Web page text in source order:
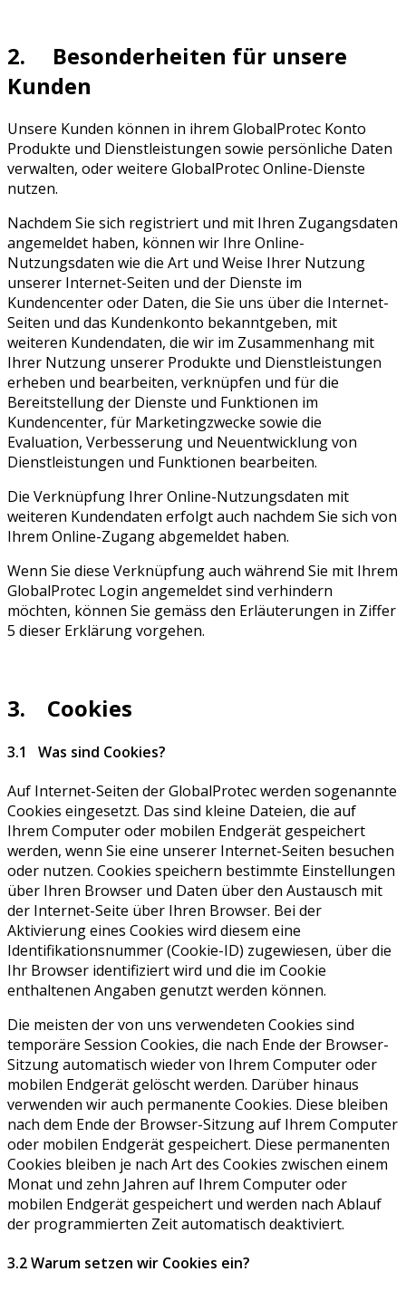
2. Besonderheiten für unsere
Kunden
Unsere Kunden können in ihrem GlobalProtec Konto
Produkte und Dienstleistungen sowie persönliche Daten
verwalten, oder weitere GlobalProtec Online-Dienste
nutzen.
Nachdem Sie sich registriert und mit Ihren Zugangsdaten
angemeldet haben, können wir Ihre Online-
Nutzungsdaten wie die Art und Weise Ihrer Nutzung
unserer Internet-Seiten und der Dienste im
Kundencenter oder Daten, die Sie uns über die Internet-
Seiten und das Kundenkonto bekanntgeben, mit
weiteren Kundendaten, die wir im Zusammenhang mit
Ihrer Nutzung unserer Produkte und Dienstleistungen
erheben und bearbeiten, verknüpfen und für die
Bereitstellung der Dienste und Funktionen im
Kundencenter, für Marketingzwecke sowie die
Evaluation, Verbesserung und Neuentwicklung von
Dienstleistungen und Funktionen bearbeiten.
Die Verknüpfung Ihrer Online-Nutzungsdaten mit
weiteren Kundendaten erfolgt auch nachdem Sie sich von
Ihrem Online-Zugang abgemeldet haben.
Wenn Sie diese Verknüpfung auch während Sie mit Ihrem
GlobalProtec Login angemeldet sind verhindern
möchten, können Sie gemäss den Erläuterungen in Ziffer
5 dieser Erklärung vorgehen.
3. Cookies
3.1 Was sind Cookies?
Auf Internet-Seiten der GlobalProtec werden sogenannte
Cookies eingesetzt. Das sind kleine Dateien, die auf
Ihrem Computer oder mobilen Endgerät gespeichert
werden, wenn Sie eine unserer Internet-Seiten besuchen
oder nutzen. Cookies speichern bestimmte Einstellungen
über Ihren Browser und Daten über den Austausch mit
der Internet-Seite über Ihren Browser. Bei der
Aktivierung eines Cookies wird diesem eine
Identifikationsnummer (Cookie-ID) zugewiesen, über die
Ihr Browser identifiziert wird und die im Cookie
enthaltenen Angaben genutzt werden können.
Die meisten der von uns verwendeten Cookies sind
temporäre Session Cookies, die nach Ende der Browser-
Sitzung automatisch wieder von Ihrem Computer oder
mobilen Endgerät gelöscht werden. Darüber hinaus
verwenden wir auch permanente Cookies. Diese bleiben
nach dem Ende der Browser-Sitzung auf Ihrem Computer
oder mobilen Endgerät gespeichert. Diese permanenten
Cookies bleiben je nach Art des Cookies zwischen einem
Monat und zehn Jahren auf Ihrem Computer oder
mobilen Endgerät gespeichert und werden nach Ablauf
der programmierten Zeit automatisch deaktiviert.
3.2 Warum setzen wir Cookies ein?